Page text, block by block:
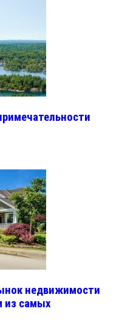
недвижимости
из самых